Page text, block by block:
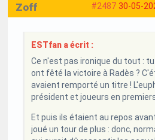
#2487 30-05-
Zoff
ESTfan a écrit :
Ce n'est pas ironique du tout :
ont fêté la victoire à Radès ?
avaient remporté un titre !
président et joueurs en
Et puis ils étaient au repos
joué un tour de plus : donc,